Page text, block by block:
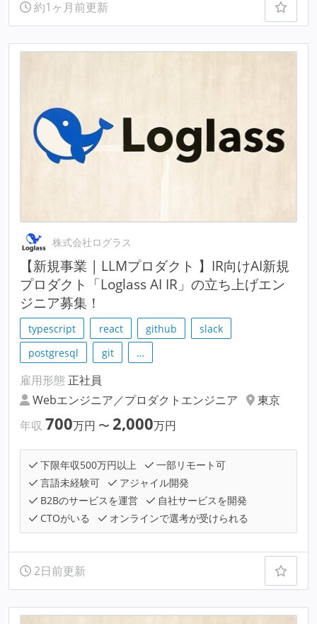
約1ヶ月前更新
株式会社ログラス
【新規事業 | LLMプロダクト 】IR向けAI新規
プロダクト「Loglass AI IR」の立ち上げエン
ジニア募集！
typescript react github
slack
postgresql
git …
雇用形態 正社員
Webエンジニア／プロダクトエンジニア
東京
年収 700万円 〜 2,000万円
下限年収500万円以上
一部リモート可
言語未経験可
アジャイル開発
B2Bのサービスを運営
自社サービスを開発
CTOがいる
オンラインで選考が受けられる
2日前更新